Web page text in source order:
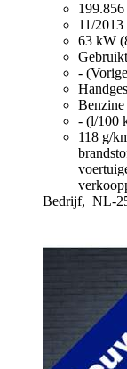
11/2013
63 kW
Gebruikt
-
Benzine
- (l/100
118 g/
Bedrijf, NL-